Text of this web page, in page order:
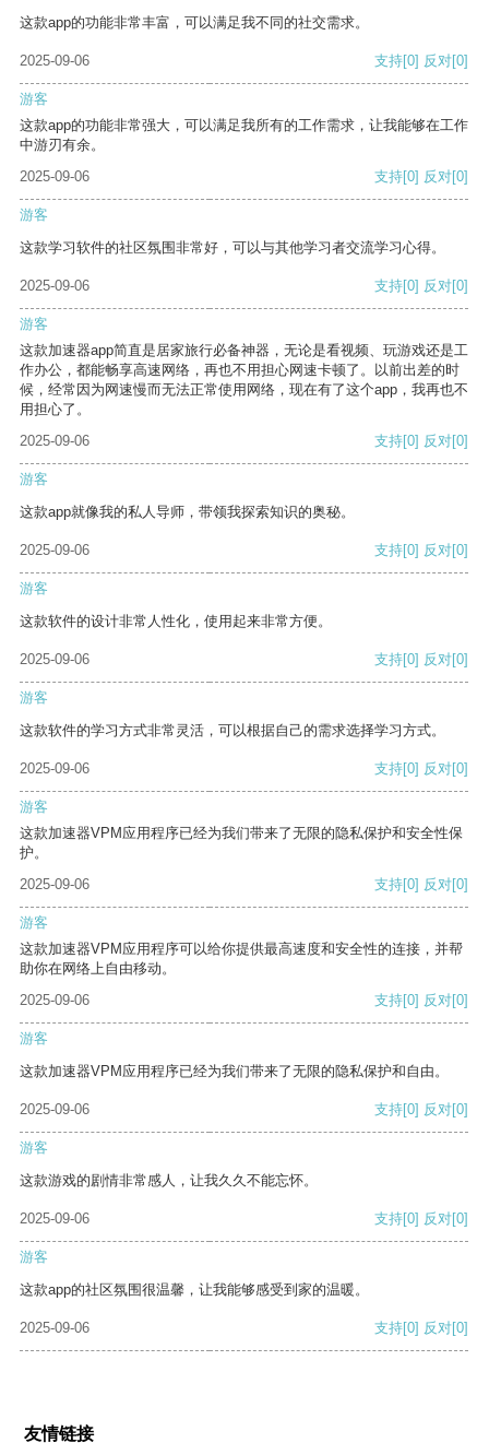
这款app的功能非常丰富，可以满足我不同的社交需求。
2025-09-06 支持[0] 反对[0]
游客
这款app的功能非常强大，可以满足我所有的工作需求，让我能够在工作
中游刃有余。
2025-09-06
支持[0] 反对[0]
游客
这款学习软件的社区氛围非常好，可以与其他学习者交流学习心得。
2025-09-06 支持[0] 反对[0]
游客
这款加速器app简直是居家旅行必备神器，无论是看视频、玩游戏还是工
作办公，都能畅享高速网络，再也不用担心网速卡顿了。以前出差的时
候，经常因为网速慢而无法正常使用网络，现在有了这个app，我再也不
用担心了。
2025-09-06
支持[0] 反对[0]
游客
这款app就像我的私人导师，带领我探索知识的奥秘。
2025-09-06 支持[0] 反对[0]
游客
这款软件的设计非常人性化，使用起来非常方便。
2025-09-06 支持[0] 反对[0]
游客
这款软件的学习方式非常灵活，可以根据自己的需求选择学习方式。
2025-09-06 支持[0] 反对[0]
游客
这款加速器VPM应用程序已经为我们带来了无限的隐私保护和安全性保
护。
2025-09-06
支持[0] 反对[0]
游客
这款加速器VPM应用程序可以给你提供最高速度和安全性的连接，并帮
助你在网络上自由移动。
2025-09-06
支持[0] 反对[0]
游客
这款加速器VPM应用程序已经为我们带来了无限的隐私保护和自由。
2025-09-06 支持[0] 反对[0]
游客
这款游戏的剧情非常感人，让我久久不能忘怀。
2025-09-06 支持[0] 反对[0]
游客
这款app的社区氛围很温馨，让我能够感受到家的温暖。
2025-09-06 支持[0] 反对[0]
友情链接